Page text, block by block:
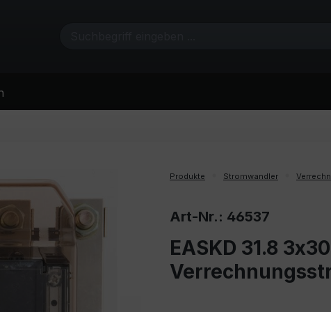
Produkte Stromwandler
Art-Nr.: 46537
EASKD 31.8